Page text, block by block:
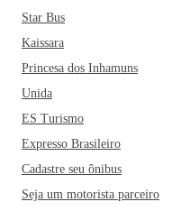
Star Bus
Kaissara
Princesa dos Inhamuns
Unida
ES Turismo
Expresso Brasileiro
Cadastre seu ônibus
Seja um motorista parceiro